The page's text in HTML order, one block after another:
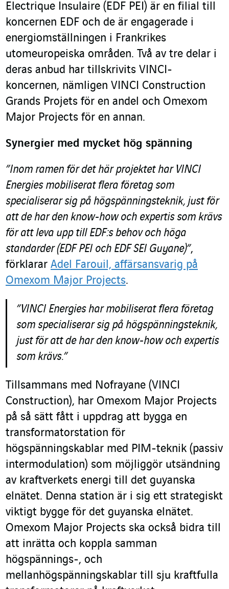
Electrique Insulaire (EDF PEI) är en filial till
koncernen EDF och de är engagerade i
energiomställningen i Frankrikes
utomeuropeiska områden. Två av tre delar i
deras anbud har tillskrivits VINCI-
koncernen, nämligen VINCI Construction
Grands Projets för en andel och Omexom
Major Projects för en annan.
Synergier med mycket hög spänning
”Inom ramen för det här projektet har VINCI
Energies mobiliserat flera företag som
specialiserar sig på högspänningsteknik, just för
att de har den know-how och expertis som krävs
för att leva upp till EDF:s behov och höga
standarder (EDF PEI och EDF SEI Guyane)”,
förklarar Adel Farouil, affärsansvarig på
Omexom Major Projects.
”VINCI Energies har mobiliserat flera företag
som specialiserar sig på högspänningsteknik,
just för att de har den know-how och expertis
som krävs.”
Tillsammans med Nofrayane (VINCI
Construction), har Omexom Major Projects
på så sätt fått i uppdrag att bygga en
transformatorstation för
högspänningskablar med PIM-teknik (passiv
intermodulation) som möjliggör utsändning
av kraftverkets energi till det guyanska
elnätet. Denna station är i sig ett strategiskt
viktigt bygge för det guyanska elnätet.
Omexom Major Projects ska också bidra till
att inrätta och koppla samman
högspännings-, och
mellanhögspänningskablar till sju kraftfulla